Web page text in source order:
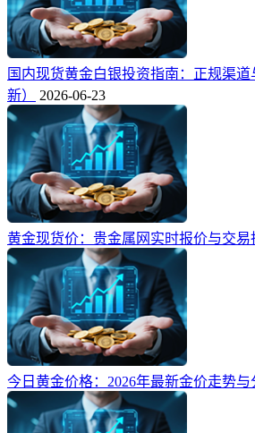
国内现货黄金白银投资指南：正规渠道
新）
2026-06-23
黄金现货价：贵金属网实时报价与交易
今日黄金价格：2026年最新金价走势与